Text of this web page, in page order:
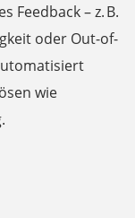
Feedback – z. B.
oder Out-of-
wie